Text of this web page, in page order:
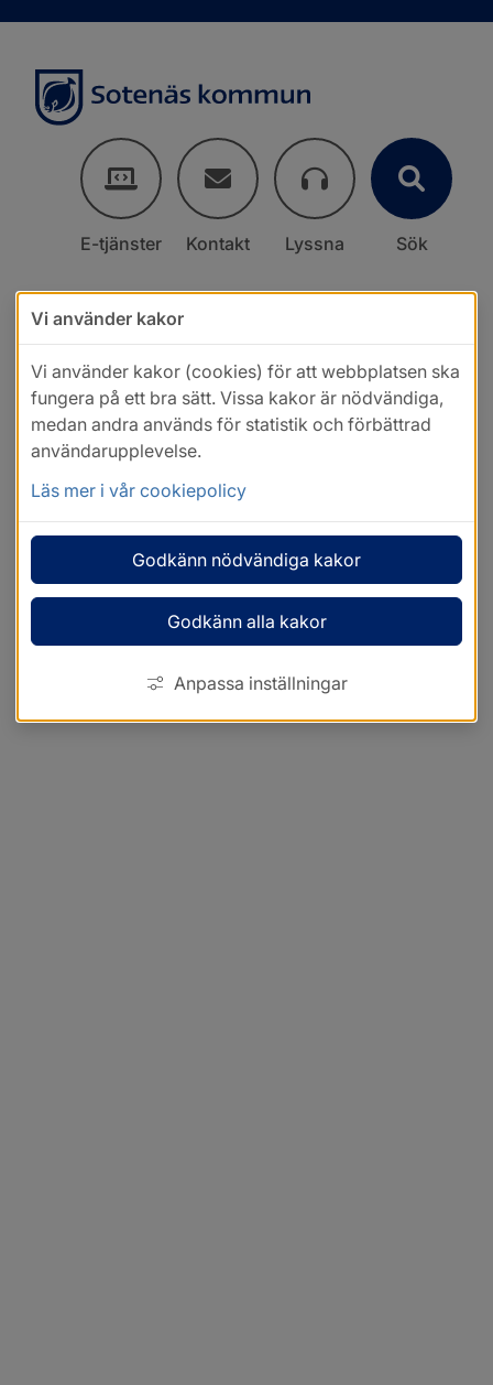
E-tjänster Kontakt Lyssna Sök
Vi använder kakor
Vi använder kakor (cookies) för att webbplatsen ska
fungera på ett bra sätt. Vissa kakor är nödvändiga,
medan andra används för statistik och förbättrad
användarupplevelse.
Läs mer i vår cookiepolicy
Godkänn nödvändiga kakor
Godkänn alla kakor
Anpassa inställningar